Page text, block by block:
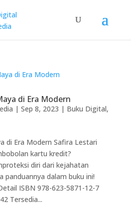
di Era Modern
| Sep 8, 2023 | Buku Digital,
di Era Modern Safira Lestari
kartu kredit?
diri dari kejahatan
panduannya dalam buku ini!
ISBN 978-623-5871-12-7
Tersedia...